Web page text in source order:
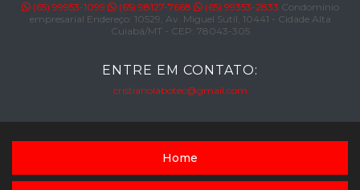
(65) 99953-1099 (65) 98127-7668 (65) 99353-2833 Condomínio
empresarial Endereço: 10529, Av. Miguel Sutil, 10441 - Cidade Alta
Cuiabá/MT - CEP: 78043-305
ENTRE EM CONTATO:
cristianolabotec@gmail.com
Home